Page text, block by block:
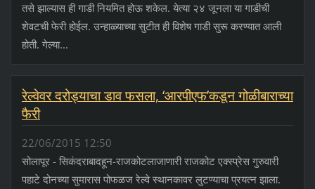
तसे झाल्यास ही गाडी नियमित होऊ शकेल. येत्या २४ जूनला या गाडीची
शेवटची फेरी होईल. उन्हाळ्याच्या सुटीत ही विशेष गाडी सुरू करण्यात आली
होती. गेल्या...
रेल्वेवर दरोड्याचा डाव फसला, ‘आरपीएफ’कडून गोळीबाराच्या
फैरी
22/06/2015 12:50
सोलापूर - सिकंदराबादहून-राजकोटलाजाणारी राजकोट एक्स्प्रेस गुरुवारी
पहाटे दोनच्या सुमारास पोफळज रेल्वे स्थानकावर लुटण्याचा प्रयत्न झाला.